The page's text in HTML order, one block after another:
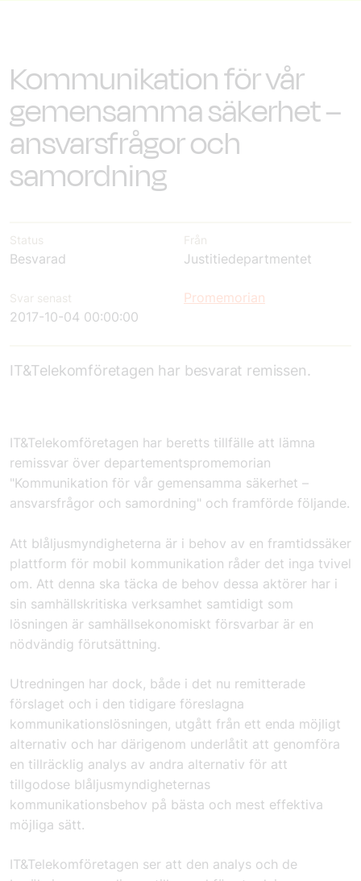
Kommunikation för vår
gemensamma säkerhet –
ansvarsfrågor och
samordning
Status
Besvarad
Från
Justitiedepartmentet
Svar senast
2017-10-04 00:00:00
Promemorian
IT&Telekomföretagen har besvarat remissen.
IT&Telekomföretagen har beretts tillfälle att lämna
remissvar över departementspromemorian
"Kommunikation för vår gemensamma säkerhet –
ansvarsfrågor och samordning" och framförde följande.
Att blåljusmyndigheterna är i behov av en framtidssäker
plattform för mobil kommunikation råder det inga tvivel
om. Att denna ska täcka de behov dessa aktörer har i
sin samhällskritiska verksamhet samtidigt som
lösningen är samhällsekonomiskt försvarbar är en
nödvändig förutsättning.
Utredningen har dock, både i det nu remitterade
förslaget och i den tidigare föreslagna
kommunikationslösningen, utgått från ett enda möjligt
alternativ och har därigenom underlåtit att genomföra
en tillräcklig analys av andra alternativ för att
tillgodose blåljusmyndigheternas
kommunikationsbehov på bästa och mest effektiva
möjliga sätt.
IT&Telekomföretagen ser att den analys och de